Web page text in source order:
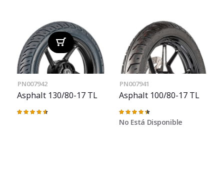
PN007942
Asphalt 130/80-17 TL
Valoración:
PN007941
Asphalt 100/80-17 TL
Valoración:
91%
No Está Disponible